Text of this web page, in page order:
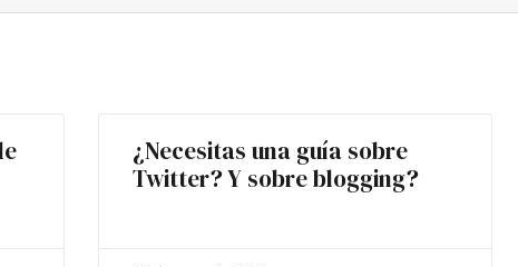
¿Necesitas una guía sobre
Twitter? Y sobre blogging?